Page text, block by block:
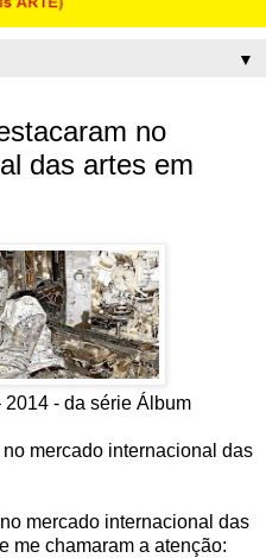
▼
no
das artes em
2014 - da série Álbum
mercado internacional das
mercado internacional das
me chamaram a atenção: